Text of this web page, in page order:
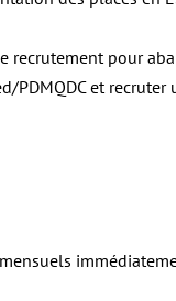
recrutement pour
PDMQDC et